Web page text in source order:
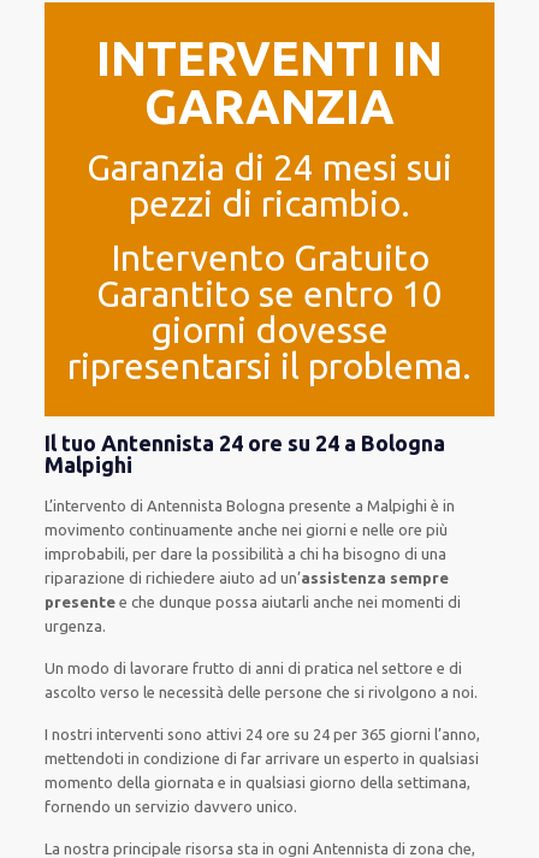
INTERVENTI IN
GARANZIA
Garanzia di 24 mesi sui
pezzi di ricambio.
Intervento Gratuito
Garantito se entro 10
giorni dovesse
ripresentarsi il problema.
Il tuo Antennista 24 ore su 24 a Bologna
Malpighi
L’intervento di Antennista Bolognapresente a Malpighi èin
movimento continuamente anchenei giorni e nelle ore più
improbabili, perdare la possibilità a chi ha bisogno di una
riparazione dirichiedere aiuto ad un’assistenza sempre
presente e chedunque possa aiutarli anchenei momenti di
urgenza.
Un modo di lavorare frutto di anni di pratica nel settore e di
ascolto verso le necessitàdelle persone che si rivolgono a noi.
I nostri interventi sono attivi 24 ore su 24per 365 giorni l’anno,
mettendoti in condizione di far arrivare unesperto inqualsiasi
momento della giornata e inqualsiasi giorno della settimana,
fornendo un serviziodavvero unico.
La nostra principale risorsa sta in ogni Antennista di zona che,